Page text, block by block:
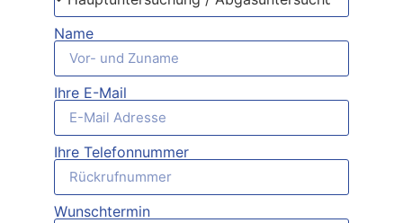
Name
Ihre E-Mail
Ihre Telefonnummer
Wunschtermin